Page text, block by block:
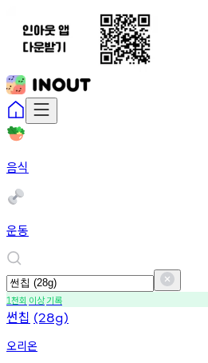
음식
운동
1천회 이상기록
썬칩 (28g)
오리온